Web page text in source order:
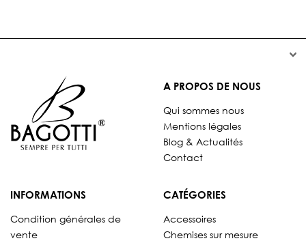


A PROPOS DE NOUS
Qui sommes nous
Mentions légales
Blog & Actualités
Contact
INFORMATIONS
Condition générales de
vente
CATÉGORIES
Accessoires
Chemises sur mesure